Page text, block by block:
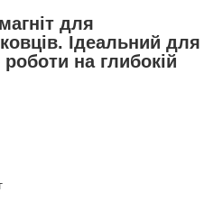
для
Ідеальний для
на глибокій